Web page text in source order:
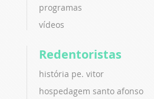
programas
vídeos
Redentoristas
história pe. vitor
hospedagem santo afonso